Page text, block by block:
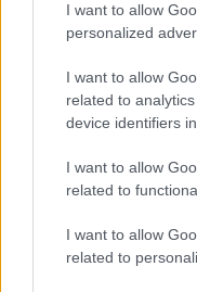
I want to allow
personalized
I want to allow
related to
device identifiers
I want to allow
related to
I want to allow
related to
22/01/2025 06:52
Σεφερλής: «Μου
κακοποιημένα
με έχουν πατέρα»